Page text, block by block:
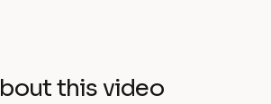
this video